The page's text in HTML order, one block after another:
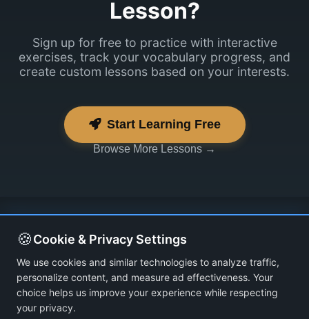
Lesson?
Sign up for free to practice with interactive
exercises, track your vocabulary progress, and
create custom lessons based on your interests.
Start Learning Free
Browse More Lessons →
🍪Cookie & Privacy Settings
We use cookies and similar technologies to analyze traffic,
personalize content, and measure ad effectiveness. Your
choice helps us improve your experience while respecting
your privacy.